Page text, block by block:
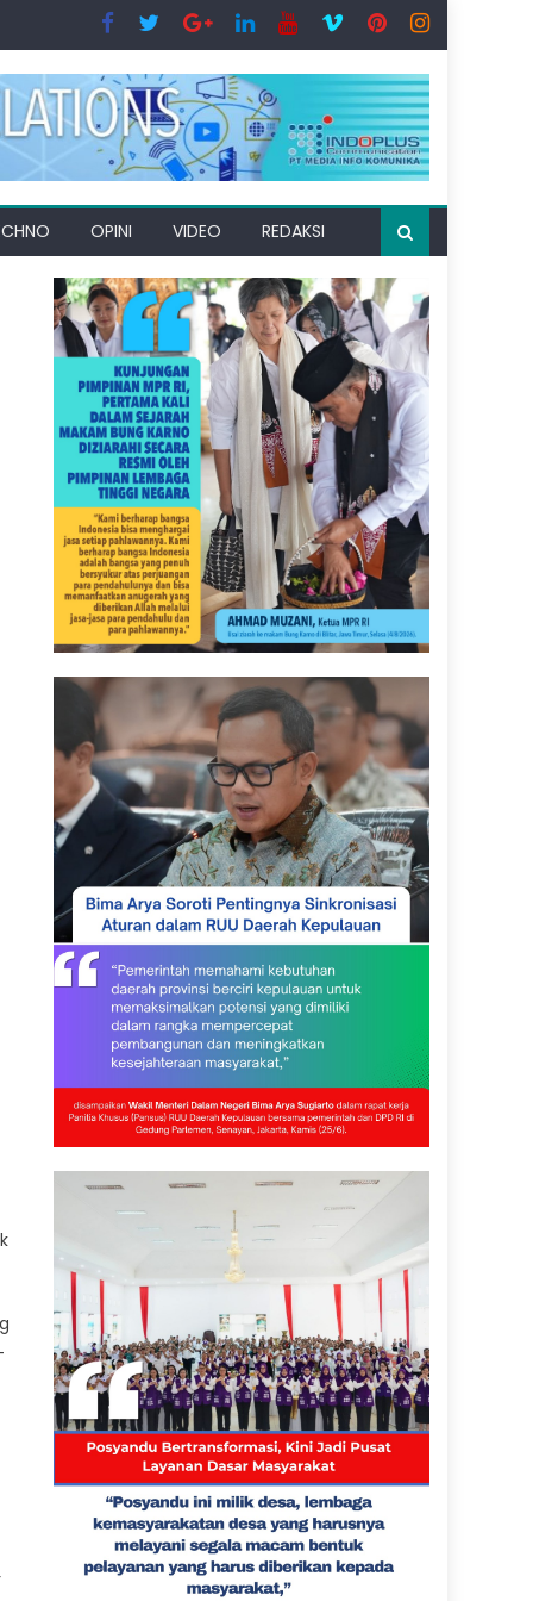
OPINI VIDEO REDAKSI